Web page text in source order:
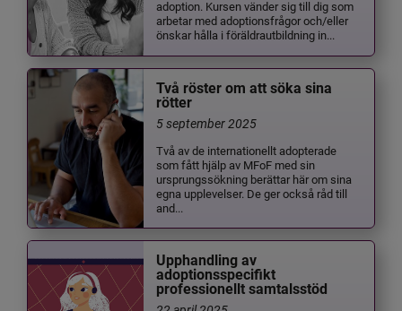
adoption. Kursen vänder sig till dig som
arbetar med adoptionsfrågor och/eller
önskar hålla i föräldrautbildning in...
Två röster om att söka sina
rötter
5 september 2025
Två av de internationellt adopterade
som fått hjälp av MFoF med sin
ursprungssökning berättar här om sina
egna upplevelser. De ger också råd till
and...
Upphandling av
adoptionsspecifikt
professionellt samtalsstöd